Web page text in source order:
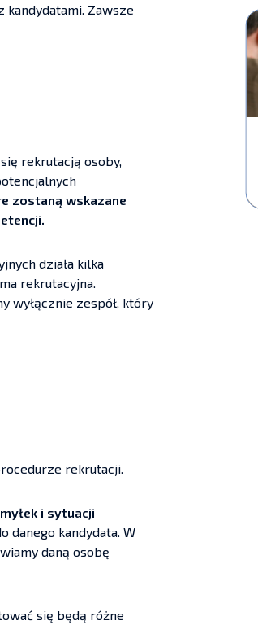
Zawsze
rekrutacją osoby,
zostaną wskazane
działa kilka
rekrutacyjna.
wyłącznie zespół, który
rekrutacji.
i sytuacji
danego kandydata. W
daną osobę
się będą różne